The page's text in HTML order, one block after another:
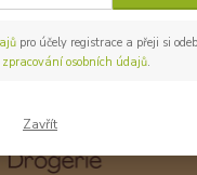
pro účely registrace a přeji si
zpracování osobních údajů.
Zavřít